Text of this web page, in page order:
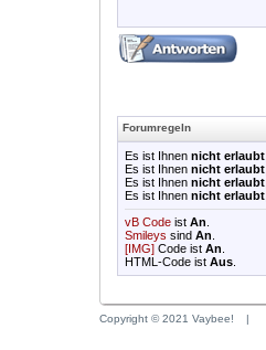
Forumregeln
Es ist Ihnen nicht erlaubt
Es ist Ihnen nicht erlaubt
Es ist Ihnen nicht erlaubt
Es ist Ihnen nicht erlaubt
vB Code ist An
Smileys sind An
[IMG] Code ist An
HTML-Code ist Aus
Copyright © 2021 Vaybee! |